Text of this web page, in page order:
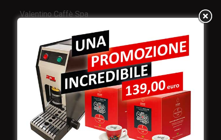
Valentino Caffè Spa
e produzione:
Viale Croazia 8 (Z.I.)
73100 Lecce
Telefono:+39 0832 240771